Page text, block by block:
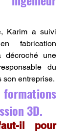
Karim a suivi
fabrication
une
du
son entreprise.
3D.
il pour